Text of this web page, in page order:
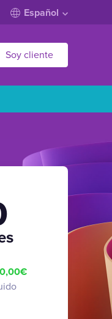
Español
Soy cliente